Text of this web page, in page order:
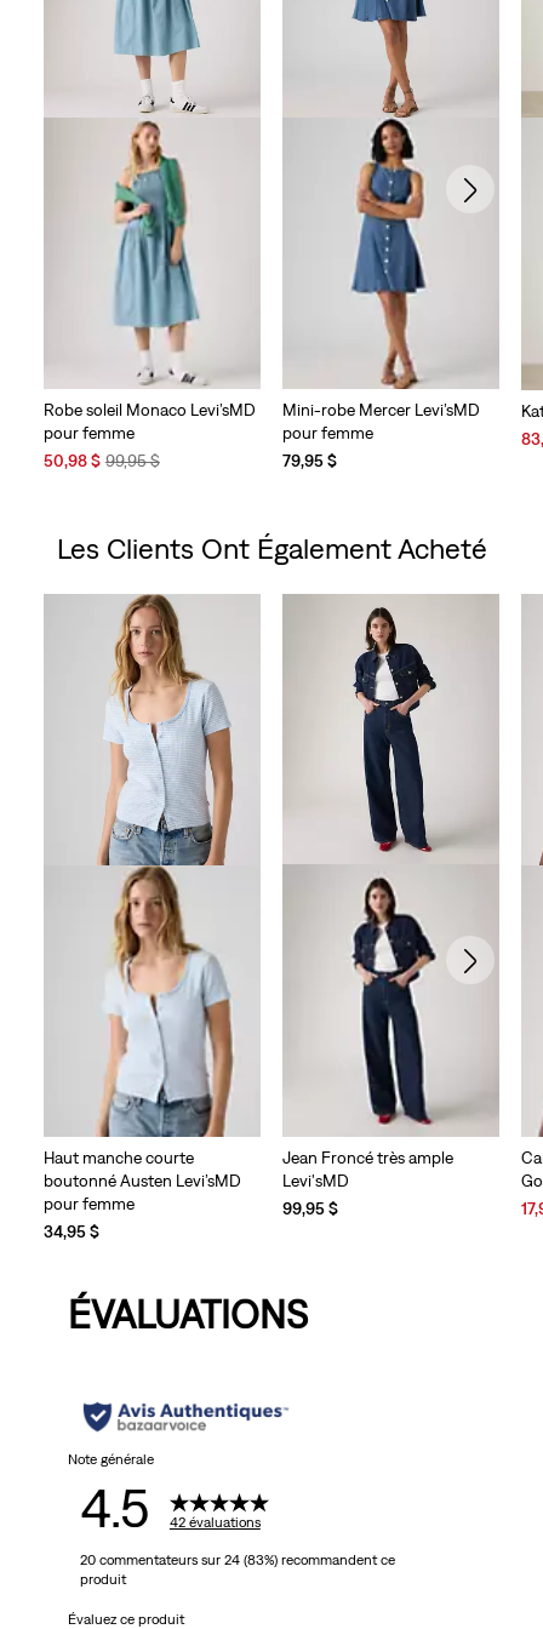
Robe soleil Monaco Levi’sMD
pour femme
Sale
50,98 $Original
99,95 $
Mini-robe Mercer Levi’sMD
pour femme
79,95 $
Les Clients Ont Également Acheté
Haut manche courte
boutonné Austen Levi’sMD
pour femme
34,95 $
Jean Froncé très ample
Levi'sMD
99,95 $
ÉVALUATIONS
Note générale
4.5 42 évaluations
20 commentateurs sur 24 (83%) recommandent ce
produit
Évaluez ce produit